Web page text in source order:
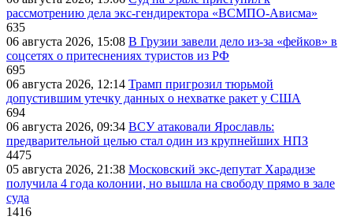
рассмотрению дела экс-гендиректора «ВСМПО-Ависма»
635
06 августа 2026, 15:08 В Грузии завели дело из-за «фейков» в
соцсетях о притеснениях туристов из РФ
695
06 августа 2026, 12:14 Трамп пригрозил тюрьмой
допустившим утечку данных о нехватке ракет у США
694
06 августа 2026, 09:34 ВСУ атаковали Ярославль:
предварительной целью стал один из крупнейших НПЗ
4475
05 августа 2026, 21:38 Московский экс-депутат Харадизе
получила 4 года колонии, но вышла на свободу прямо в зале
суда
1416